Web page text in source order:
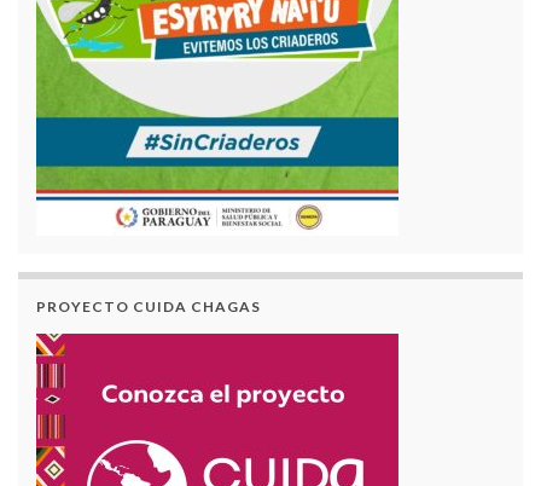
PROYECTO CUIDA CHAGAS